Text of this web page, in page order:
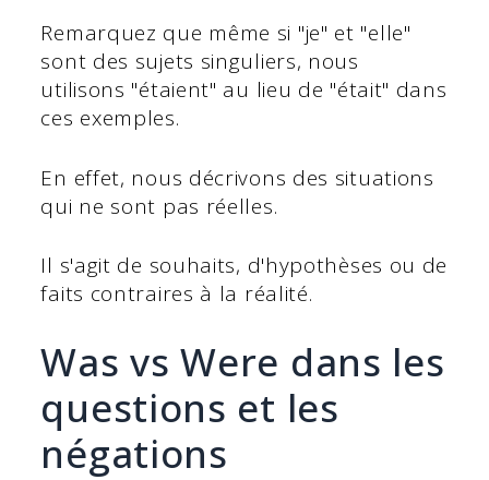
Remarquez que même si "je" et "elle"
sont des sujets singuliers, nous
utilisons "étaient" au lieu de "était" dans
ces exemples.
En effet, nous décrivons des situations
qui ne sont pas réelles.
Il s'agit de souhaits, d'hypothèses ou de
faits contraires à la réalité.
Was vs Were dans les
questions et les
négations